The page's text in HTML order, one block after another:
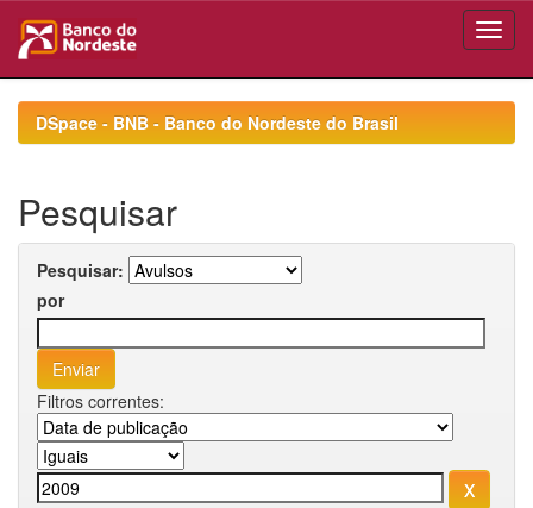
navigationDSpace - BNB - Banco do Nordeste do Brasil
Pesquisar
Pesquisar:
por
Filtros correntes: